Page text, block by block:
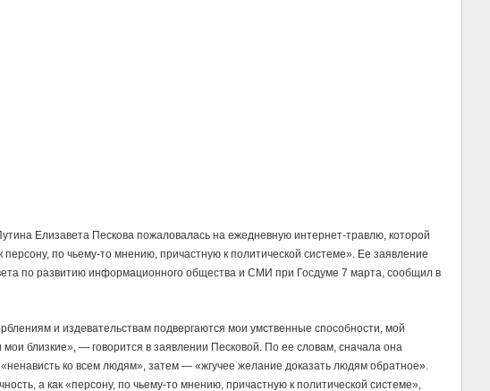
Елизавета Пескова пожаловалась на ежедневную интернет-травлю, которой
персону, по чьему-то мнению, причастную к политической системе». Ее заявление
по развитию информационного общества и СМИ при Госдуме 7 марта, сообщил в
и издевательствам подвергаются мои умственные способности, мой
близкие», — говорится в заявлении Песковой. По ее словам, сначала она
ко всем людям», затем — «жгучее желание доказать людям обратное».
а как «персону, по чьему-то мнению, причастную к политической системе»,